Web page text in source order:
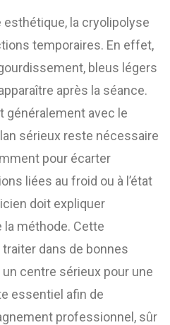
la cryolipolyse
temporaires. En effet,
bleus légers
après la séance.
avec le
sérieux reste nécessaire
pour écarter
liées au froid ou à l’état
doit expliquer
méthode. Cette
dans de bonnes
centre sérieux pour une
essentiel afin de
professionnel, sûr